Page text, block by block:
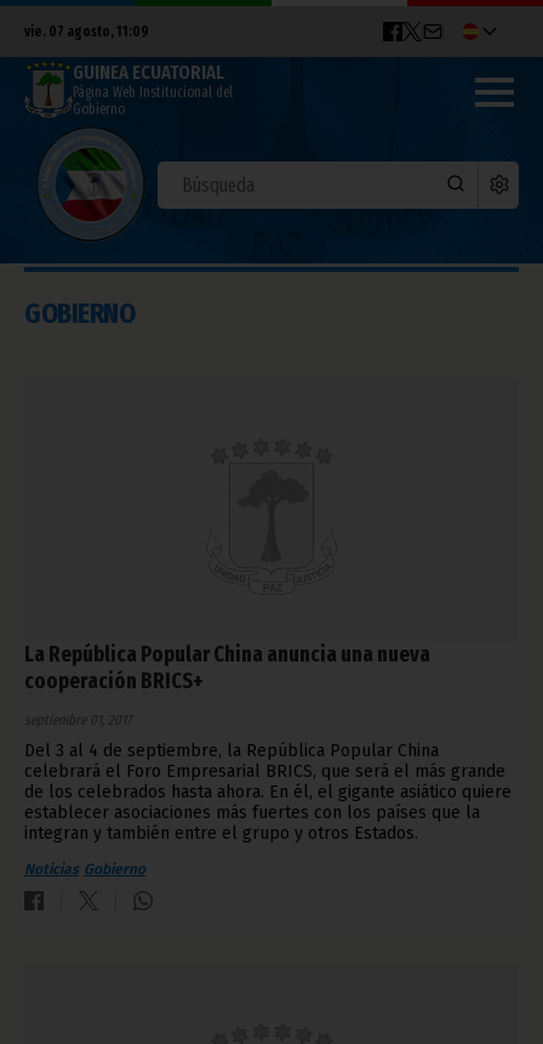
vie. 07 agosto, 11:09
GUINEA ECUATORIAL
Página Web Institucional del
Gobierno
GOBIERNO
La República Popular China anuncia una nueva
cooperación BRICS+
septiembre 01, 2017
Del 3 al 4 de septiembre, la República Popular China
celebrará el Foro Empresarial BRICS, que será el más grande
de los celebrados hasta ahora. En él, el gigante asiático quiere
establecer asociaciones más fuertes con los países que la
integran y también entre el grupo y otros Estados.
Noticias Gobierno